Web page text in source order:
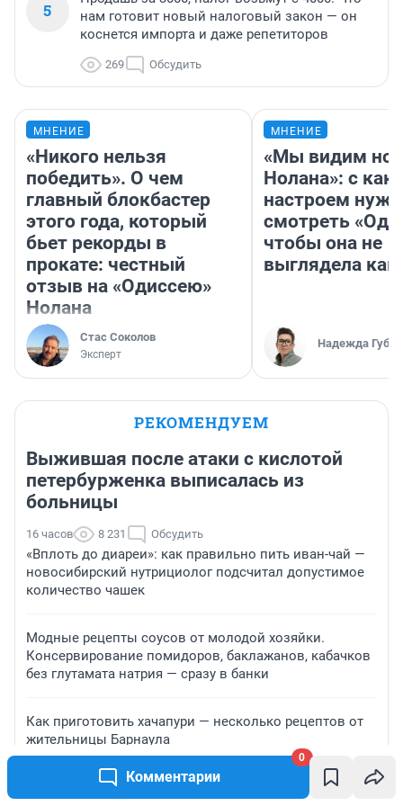
Комментарии
0
5
нам готовит новый налоговый закон — он
коснется импорта и даже репетиторов
269 Обсудить
МНЕНИЕ
«Никого нельзя
победить». О чем
главный блокбастер
этого года, который
бьет рекорды в
прокате: честный
отзыв на «Одиссею»
Нолана
Стас Соколов
Эксперт
МНЕНИЕ
«Мы видим
Нолана»: с
настроем
смотреть
чтобы она не
выглядела как
Надежда
РЕКОМЕНДУЕМ
Выжившая после атаки с кислотой
петербурженка выписалась из
больницы
16 часов 8 231 Обсудить
«Вплоть до диареи»: как правильно пить иван-чай —
новосибирский нутрициолог подсчитал допустимое
количество чашек
Модные рецепты соусов от молодой хозяйки.
Консервирование помидоров, баклажанов, кабачков
без глутамата натрия — сразу в банки
Как приготовить хачапури — несколько рецептов от
жительницы Барнаула
«Мечтал о большой жизни»: иностранец из Камеруна